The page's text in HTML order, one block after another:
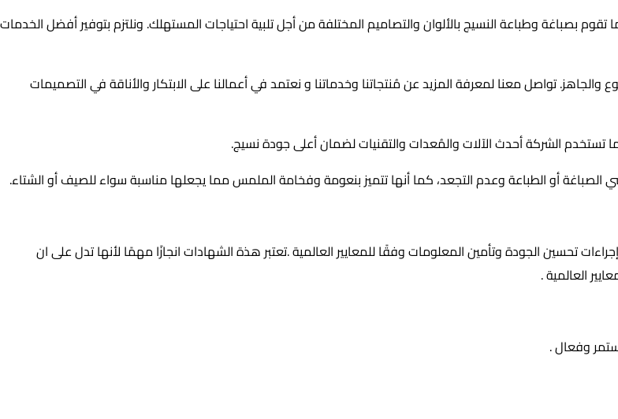
بصباغة وطباعة النسيج بالألوان والتصاميم المختلفة من أجل تلبية احتياجات المستهلك. ونلتزم بتوفير أفضل الخدمات
تواصل معنا لمعرفة المزيد عن مُنتجاتنا وخدماتنا و نعتمد في أعمالنا على الابتكار والأناقة في التصميمات
تستخدم الشركة أحدث الآلات والمُعدات والتقنيات لضمان أعلى جودة نسيج.
أو الطباعة وعدم التجعد، كما أنها تتميز بنعومة وفخامة الملمس مما يجعلها مناسبة سواء للصيف أو الشتاء.
تحسين الجودة وتأمين المعلومات وفقًا للمعايير العالمية .تعتبر هذة الشهادات انجازًا مهمًا لأنها تدل على ان
العالمية .
وفعال .